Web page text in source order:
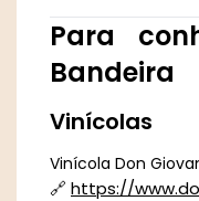
Para
Bandeira
Vinícolas
Vinícola Don
🔗 https://